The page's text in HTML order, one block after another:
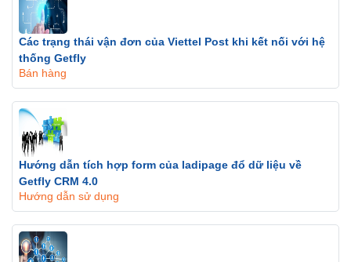
Các trạng thái vận đơn của Viettel Post khi kết nối với hệ
thống Getfly
Bán hàng
Hướng dẫn tích hợp form của ladipage đổ dữ liệu về
Getfly CRM 4.0
Hướng dẫn sử dụng